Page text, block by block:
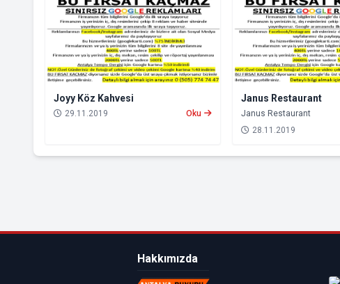
Joyy Köz Kahvesi
29.11.2019 Oku
Janus Restaurant
Janus Restaurant
28.11.2019
Hakkımızda